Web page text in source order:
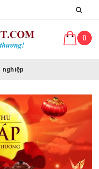
0
nghiệp